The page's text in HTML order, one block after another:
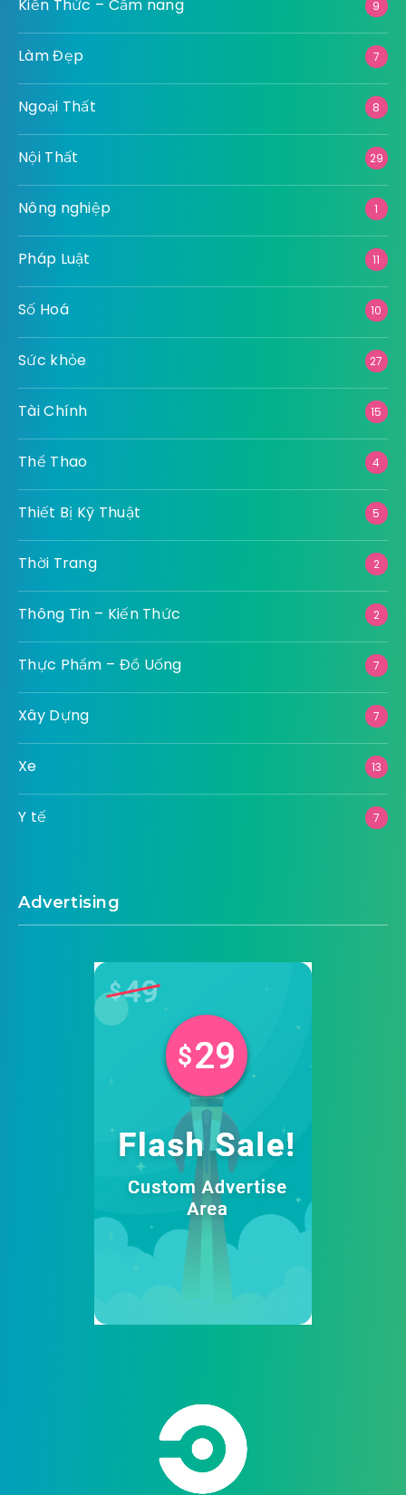
Kiến Thức – Cẩm nang 9
Làm Đẹp 7
Ngoại Thất 8
Nội Thất 29
Nông nghiệp 1
Pháp Luật 11
Số Hoá 10
Sức khỏe 27
Tài Chính 15
Thể Thao 4
Thiết Bị Kỹ Thuật 5
Thời Trang 2
Thông Tin – Kiến Thức 2
Thực Phẩm – Đồ Uống 7
Xây Dựng 7
Xe 13
Y tế 7
Advertising